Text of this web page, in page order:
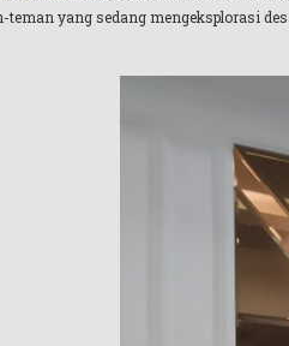
teman yang sedang mengeksplorasi